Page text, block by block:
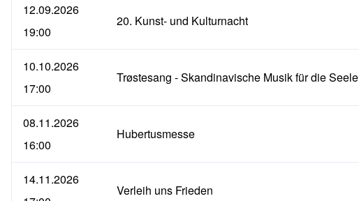
12.09.2026
19:00
20. Kunst- und Kulturnacht
10.10.2026
17:00
Trøstesang - Skandinavische Musik für die Seele
08.11.2026
16:00
Hubertusmesse
14.11.2026
Verleih uns Frieden